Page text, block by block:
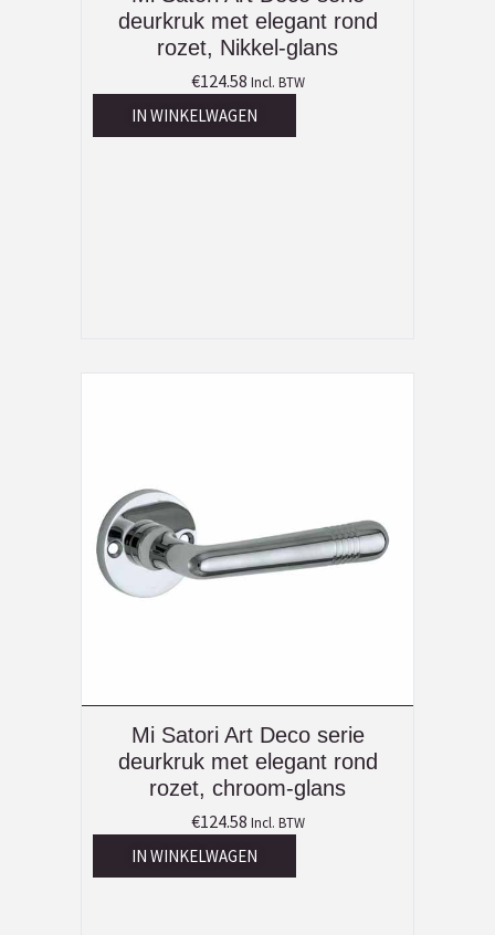
deurkruk met elegant rond
rozet, Nikkel-glans
€124.58 Incl. BTW
IN WINKELWAGEN
Mi Satori Art Deco serie
deurkruk met elegant rond
rozet, chroom-glans
€124.58 Incl. BTW
IN WINKELWAGEN